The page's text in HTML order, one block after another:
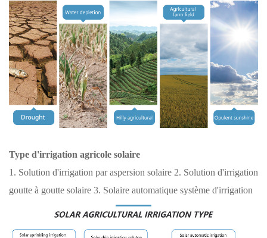
Type d'irrigation agricole solaire
1. Solution d'irrigation par aspersion solaire 2. Solution d'irrigation
goutte à goutte solaire 3. Solaire automatique système d'irrigation